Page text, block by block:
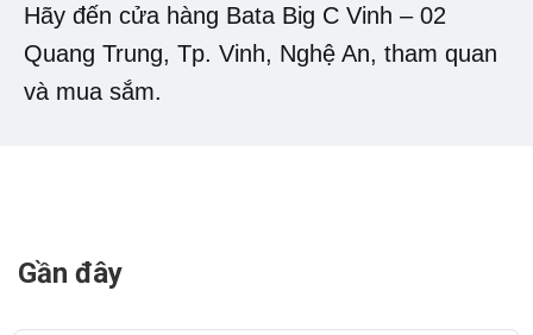
Hãy đến cửa hàng Bata Big C Vinh – 02
Quang Trung, Tp. Vinh, Nghệ An, tham quan
và mua sắm.
Gần đây